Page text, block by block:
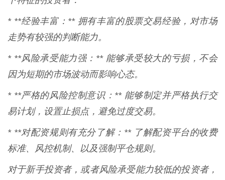
* **经验丰富：** 拥有丰富的股票交易经验，对市场
走势有较强的判断能力。
* **风险承受能力强：** 能够承受较大的亏损，不会
因为短期的市场波动而影响心态。
* **严格的风险控制意识：** 能够制定并严格执行交
易计划，设置止损点，避免过度交易。
* **对配资规则有充分了解：** 了解配资平台的收费
标准、风控机制、以及强制平仓规则。
对于新手投资者，或者风险承受能力较低的投资者，